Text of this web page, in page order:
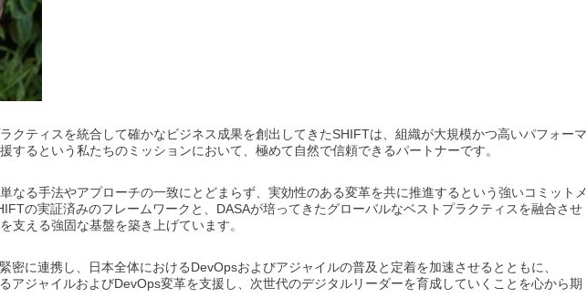
クティスを統合して確かなビジネス成果を創出してきたSHIFTは、組織が大規模かつ高いパフォーマ
するという私たちのミッションにおいて、極めて自然で信頼できるパートナーです。
なる手法やアプローチの一致にとどまらず、実効性のある変革を共に推進するという強いコミットメ
の実証済みのフレームワークと、DASAが培ってきたグローバルなベストプラクティスを融合させ
支える強固な基盤を築き上げています。
密に連携し、日本全体におけるDevOpsおよびアジャイルの普及と定着を加速させるとともに、
アジャイルおよびDevOps変革を支援し、次世代のデジタルリーダーを育成していくことを心から期